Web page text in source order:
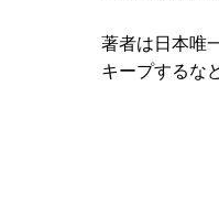
著者は日本唯
キープするな